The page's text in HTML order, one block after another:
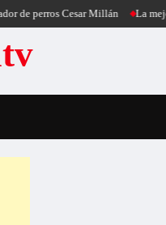
Cesar Millán La mejor